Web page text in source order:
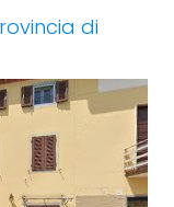
di